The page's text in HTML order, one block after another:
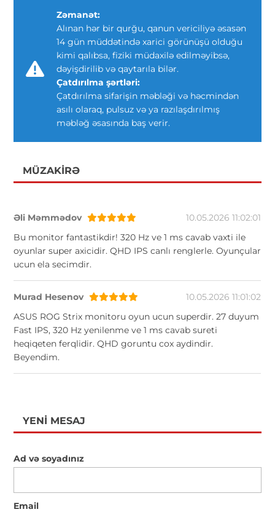
Zəmanət:
Alınan hər bir qurğu, qanun vericiliyə əsasən
14 gün müddətində xarici görünüşü olduğu
kimi qalıbsa, fiziki müdaxilə edilməyibsə,
dəyişdirilib və qaytarıla bilər.
Çatdırılma şərtləri:
Çatdırılma sifarişin məbləği və həcmindən
asılı olaraq, pulsuz və ya razılaşdırılmış
məbləğ əsasında baş verir.
MÜZAKIRƏ
Əli Məmmədov
10.05.2026 11:02:01
Bu monitor fantastikdir! 320 Hz ve 1 ms cavab vaxti ile
oyunlar super axicidir. QHD IPS canlı renglerle. Oyunçular
ucun ela secimdir.
Murad Hesenov
10.05.2026 11:01:02
ASUS ROG Strix monitoru oyun ucun superdir. 27 duyum
Fast IPS, 320 Hz yenilenme ve 1 ms cavab sureti
heqiqeten ferqlidir. QHD goruntu cox aydindir.
Beyendim.
YENI MESAJ
Ad və soyadınız
Email